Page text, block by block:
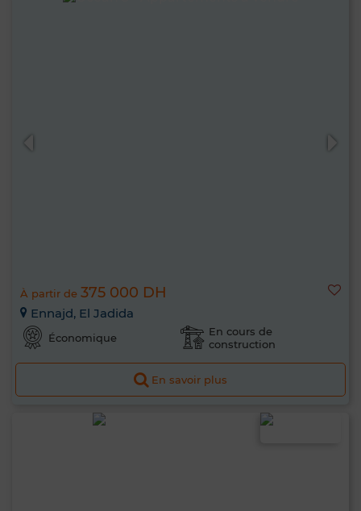
À partir de 375 000 DH
Ennajd, El Jadida
Économique
En cours de
construction
En savoir plus